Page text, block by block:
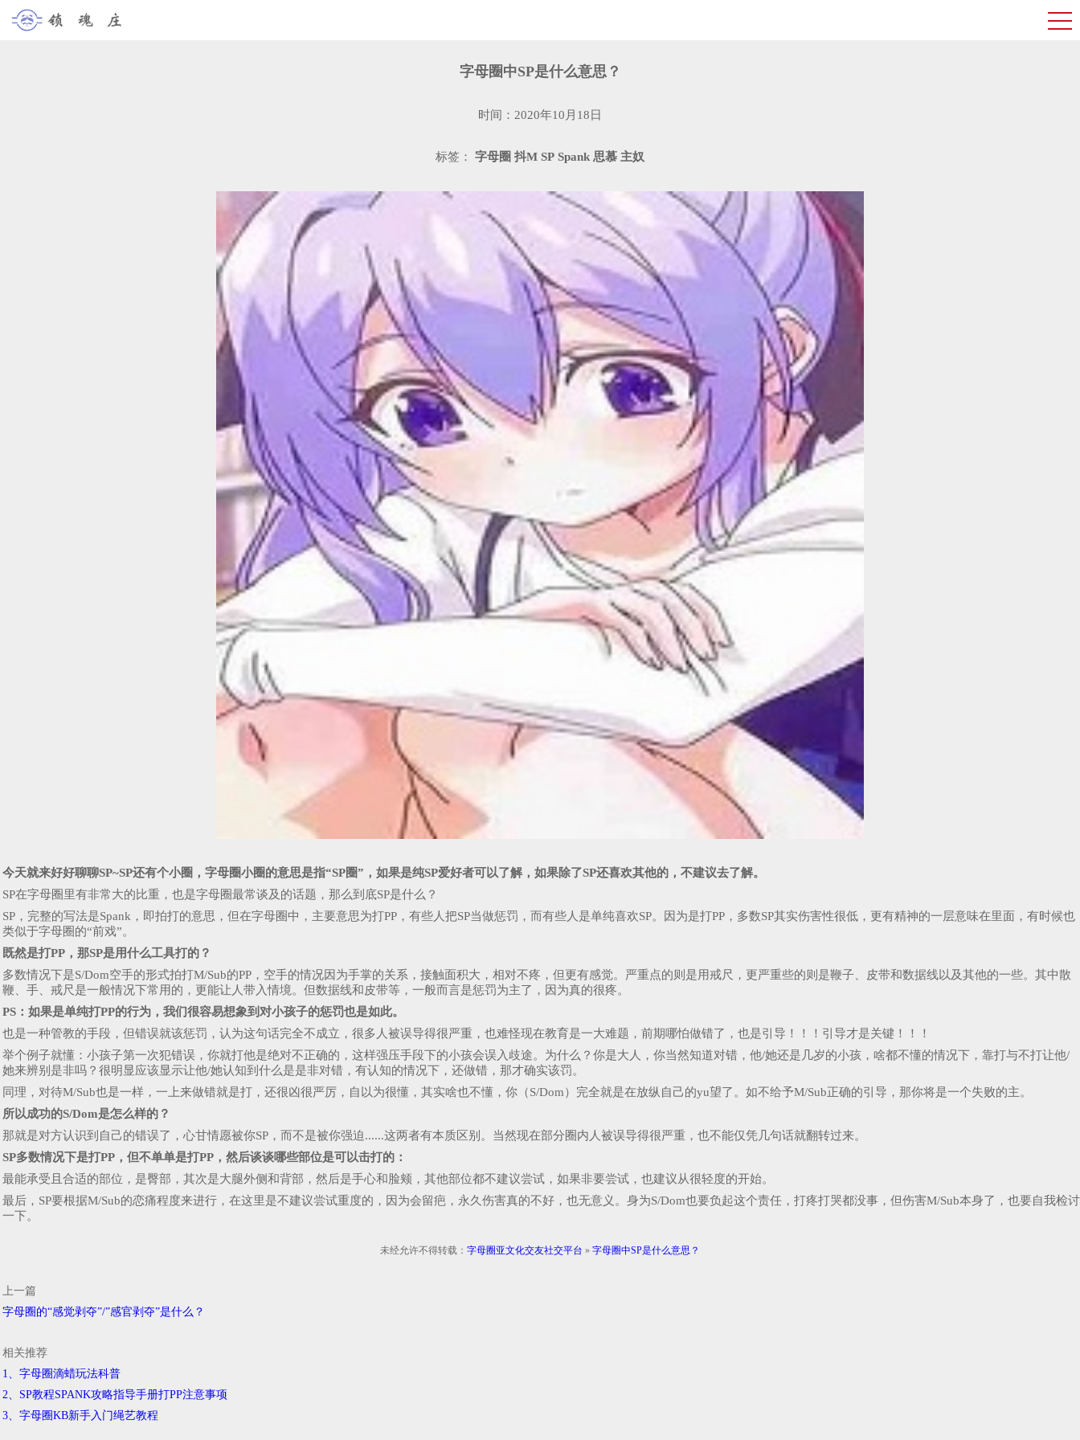
字母圈中SP是什么意思？
时间：2020年10月18日
标签： 字母圈 抖M SP Spank 思慕 主奴
今天就来好好聊聊SP~SP还有个小圈，字母圈小圈的意思是指“SP圈”，如果是纯SP爱好者可以了解，如果除了SP还喜欢其他的，不建议去了解。
SP在字母圈里有非常大的比重，也是字母圈最常谈及的话题，那么到底SP是什么？
SP，完整的写法是Spank，即拍打的意思，但在字母圈中，主要意思为打PP，有些人把SP当做惩罚，而有些人是单纯喜欢SP。因为是打PP，多数SP其实伤害性很低，更有精神的一层意味在里面，有时候也
类似于字母圈的“前戏”。
既然是打PP，那SP是用什么工具打的？
多数情况下是S/Dom空手的形式拍打M/Sub的PP，空手的情况因为手掌的关系，接触面积大，相对不疼，但更有感觉。严重点的则是用戒尺，更严重些的则是鞭子、皮带和数据线以及其他的一些。其中散
鞭、手、戒尺是一般情况下常用的，更能让人带入情境。但数据线和皮带等，一般而言是惩罚为主了，因为真的很疼。
PS：如果是单纯打PP的行为，我们很容易想象到对小孩子的惩罚也是如此。
也是一种管教的手段，但错误就该惩罚，认为这句话完全不成立，很多人被误导得很严重，也难怪现在教育是一大难题，前期哪怕做错了，也是引导！！！引导才是关键！！！
举个例子就懂：小孩子第一次犯错误，你就打他是绝对不正确的，这样强压手段下的小孩会误入歧途。为什么？你是大人，你当然知道对错，他/她还是几岁的小孩，啥都不懂的情况下，靠打与不打让他/
她来辨别是非吗？很明显应该显示让他/她认知到什么是是非对错，有认知的情况下，还做错，那才确实该罚。
同理，对待M/Sub也是一样，一上来做错就是打，还很凶很严厉，自以为很懂，其实啥也不懂，你（S/Dom）完全就是在放纵自己的yu望了。如不给予M/Sub正确的引导，那你将是一个失败的主。
所以成功的S/Dom是怎么样的？
那就是对方认识到自己的错误了，心甘情愿被你SP，而不是被你强迫......这两者有本质区别。当然现在部分圈内人被误导得很严重，也不能仅凭几句话就翻转过来。
SP多数情况下是打PP，但不单单是打PP，然后谈谈哪些部位是可以击打的：
最能承受且合适的部位，是臀部，其次是大腿外侧和背部，然后是手心和脸颊，其他部位都不建议尝试，如果非要尝试，也建议从很轻度的开始。
最后，SP要根据M/Sub的恋痛程度来进行，在这里是不建议尝试重度的，因为会留疤，永久伤害真的不好，也无意义。身为S/Dom也要负起这个责任，打疼打哭都没事，但伤害M/Sub本身了，也要自我检讨
一下。
未经允许不得转载： 字母圈亚文化交友社交平台 » 字母圈中SP是什么意思？
上一篇
字母圈的“感觉剥夺”/”感官剥夺”是什么？
相关推荐
1、字母圈滴蜡玩法科普
2、SP教程SPANK攻略指导手册打PP注意事项
3、字母圈KB新手入门绳艺教程